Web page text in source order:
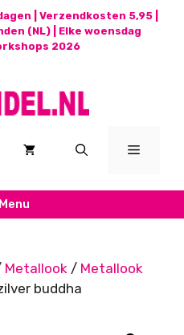
| Verzendkosten 5,95 |
(NL) | Elke woensdag
2026
Menu
Menu
Metallook / Metallook
buddha